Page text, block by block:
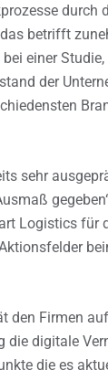
durch
betrifft
einer
der
sehr
Logistics für
den Firmen
die digitale
die es